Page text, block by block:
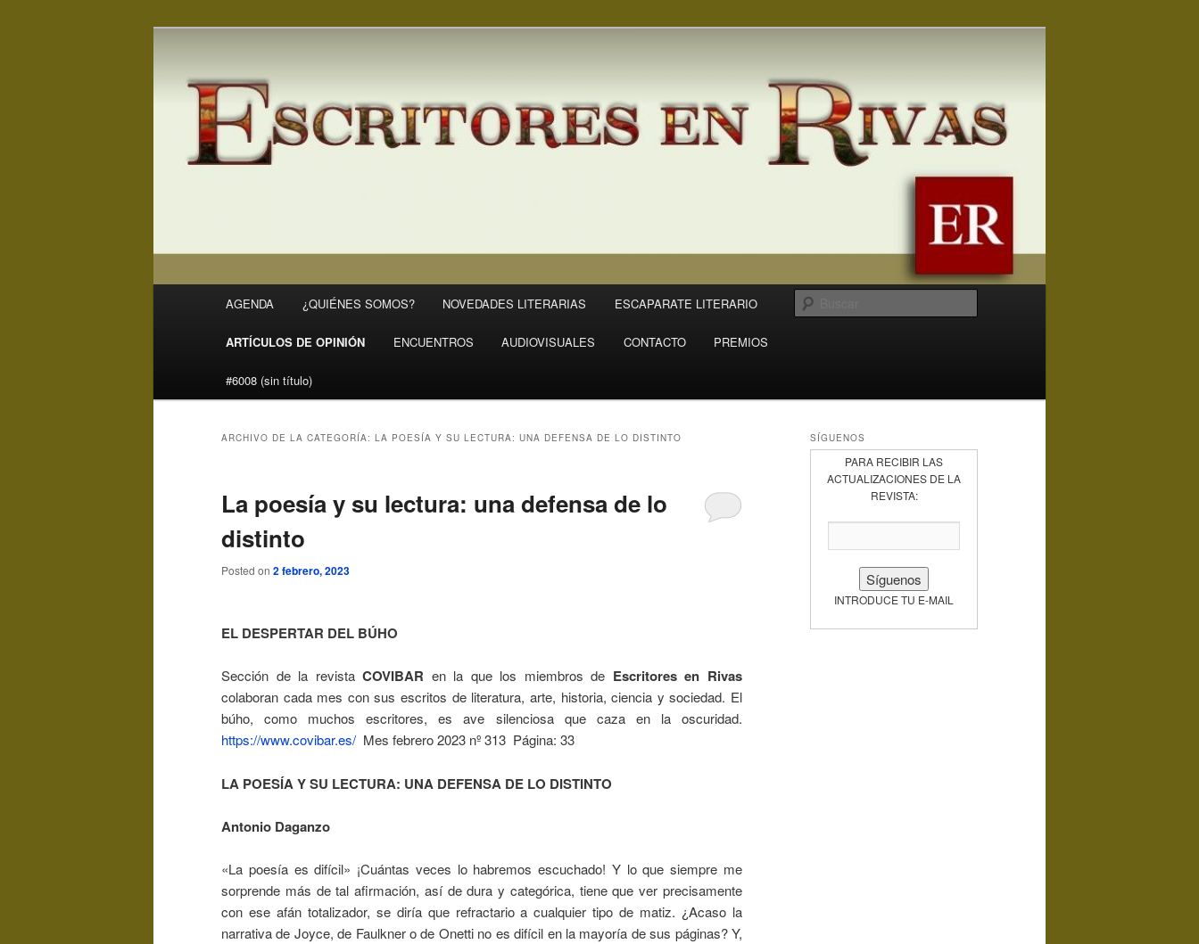
ER
AGENDA ¿QUIÉNES SOMOS? NOVEDADES LITERARIAS ESCAPARATE LITERARIO
ARTÍCULOS DE OPINIÓN ENCUENTROS AUDIOVISUALES CONTACTO PREMIOS
#6008 (sin título)
ARCHIVO DE LA CATEGORÍA: LA POESÍA Y SU LECTURA: UNA DEFENSA DE LO DISTINTO
La poesía y su lectura: una defensa de lo
distinto
Posted on 2 febrero, 2023
EL DESPERTAR DEL BÚHO
Sección de la revistaCOVIBAR en la que los miembros de Escritores en Rivas
colaboran cada mes con sus escritos de literatura, arte, historia, ciencia y sociedad. El
búho, como muchos escritores, es ave silenciosa que caza en la oscuridad.
https://www.covibar.es/Mes febrero 2023 nº 313 Página: 33
LA POESÍA Y SU LECTURA: UNA DEFENSA DE LO DISTINTO
Antonio Daganzo
«La poesía es difícil» ¡Cuántas veces lo habremos escuchado! Y lo que siempre me
sorprende más de tal afirmación, así de dura y categórica, tiene que ver precisamente
con ese afán totalizador, se diría que refractario a cualquier tipo de matiz. ¿Acaso la
narrativa de Joyce, de Faulkner o de Onetti no es difícil en la mayoría de sus páginas? Y,
SÍGUENOS
PARA RECIBIR LAS
ACTUALIZACIONES DE LA
REVISTA:
INTRODUCE TU E-MAIL